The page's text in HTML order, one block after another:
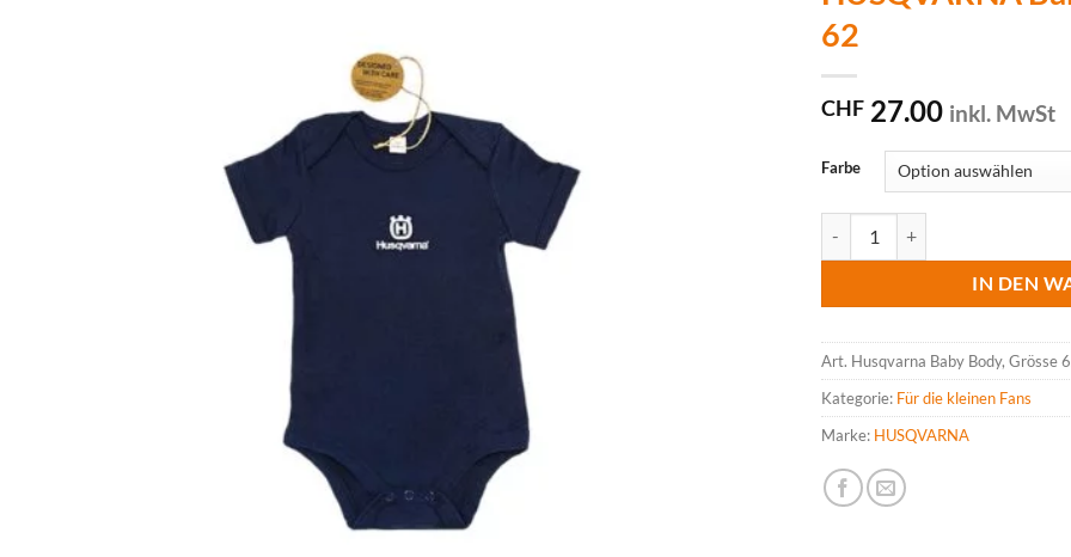
62
CHF 27.00 inkl. MwSt
Farbe
IN DEN
Art. Husqvarna Baby Body, Grösse
Kategorie: Für die kleinen Fans
Marke: HUSQVARNA